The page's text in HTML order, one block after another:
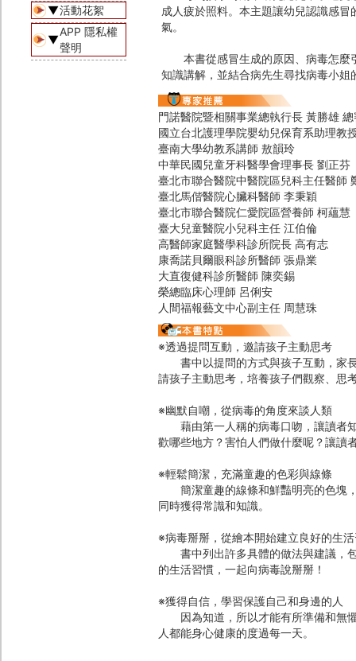
▼活動花絮
▼
APP 隱私權
聲明
成人疲於照料。本主題讓幼兒認識感
氣。
本書從感冒生成的原因、病毒怎麼
知識講解，並結合病先生尋找病毒小
門諾醫院暨相關事業總執行長 黃勝雄
國立台北護理學院嬰幼兒保育系助理教
臺南大學幼教系講師 敖韻玲
中華民國兒童牙科醫學會理事長 劉正芬
臺北市聯合醫院中醫院區兒科主任醫師
臺北馬偕醫院心臟科醫師 李秉穎
臺北市聯合醫院仁愛院區營養師 柯蘊慧
臺大兒童醫院小兒科主任 江伯倫
高醫師家庭醫學科診所院長 高有志
康喬諾貝爾眼科診所醫師 張鼎業
大直復健科診所醫師 陳奕錫
榮總臨床心理師 呂俐安
人間福報藝文中心副主任 周慧珠
※透過提問互動，邀請孩子主動思考
書中以提問的方式與孩子互動，家長
請孩子主動思考，培養孩子們觀察、思
※幽默自嘲，從病毒的角度來談人類
藉由第一人稱的病毒口吻，讓讀者知
歡哪些地方？害怕人們做什麼呢？讓讀
※輕鬆簡潔，充滿童趣的色彩與線條
簡潔童趣的線條和鮮豔明亮的色塊，
同時獲得常識和知識。
※病毒掰掰，從繪本開始建立良好的生
書中列出許多具體的做法與建議，包
的生活習慣，一起向病毒說掰掰！
※獲得自信，學習保護自己和身邊的人
因為知道，所以才能有所準備和無懼
人都能身心健康的度過每一天。